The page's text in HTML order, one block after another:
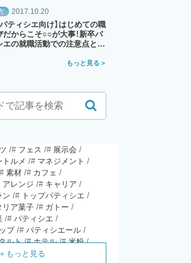
2017.10.20
パティシエ向け】はじめての職
だからこそ○○が大事！新卒パ
エの就職活動での注意点と
もっと見る
フェス
展示会
トルメ
マネジメント
素材
カフェ
アレンジ
キャリア
ン
トップパティシエ
リア菓子
ガトー
パティシエ
プ
パティシエール
ルト ホテル
米粉
ケーキ
ガレット・デ・ロワ